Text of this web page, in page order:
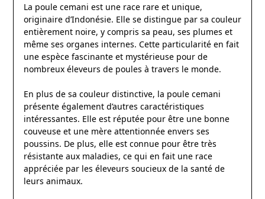
La poule cemani est une race rare et unique,
originaire d’Indonésie. Elle se distingue par sa couleur
entièrement noire, y compris sa peau, ses plumes et
même ses organes internes. Cette particularité en fait
une espèce fascinante et mystérieuse pour de
nombreux éleveurs de poules à travers le monde.
En plus de sa couleur distinctive, la poule cemani
présente également d’autres caractéristiques
intéressantes. Elle est réputée pour être une bonne
couveuse et une mère attentionnée envers ses
poussins. De plus, elle est connue pour être très
résistante aux maladies, ce qui en fait une race
appréciée par les éleveurs soucieux de la santé de
leurs animaux.